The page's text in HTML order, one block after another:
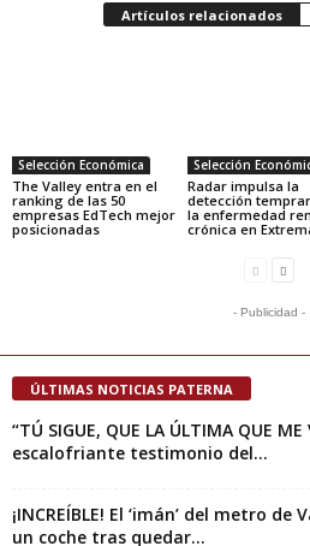
Artículos relacionados
Selección Económica
The Valley entra en el
ranking de las 50
empresas EdTech mejor
posicionadas
Selección
Radar impulsa la
detección
la enfermedad
crónica en
- Publicidad -
ÚLTIMAS NOTICIAS PATERNA
“TÚ SIGUE, QUE LA ÚLTIMA QUE ME
escalofriante testimonio del...
¡INCREÍBLE! El ‘imán’ del metro
un coche tras quedar...